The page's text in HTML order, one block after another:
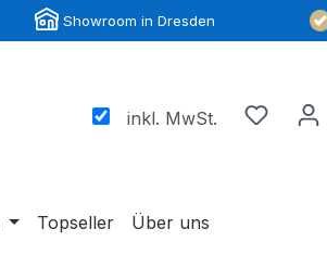
Showroom in Dresden
inkl. MwSt.
Topseller Über uns